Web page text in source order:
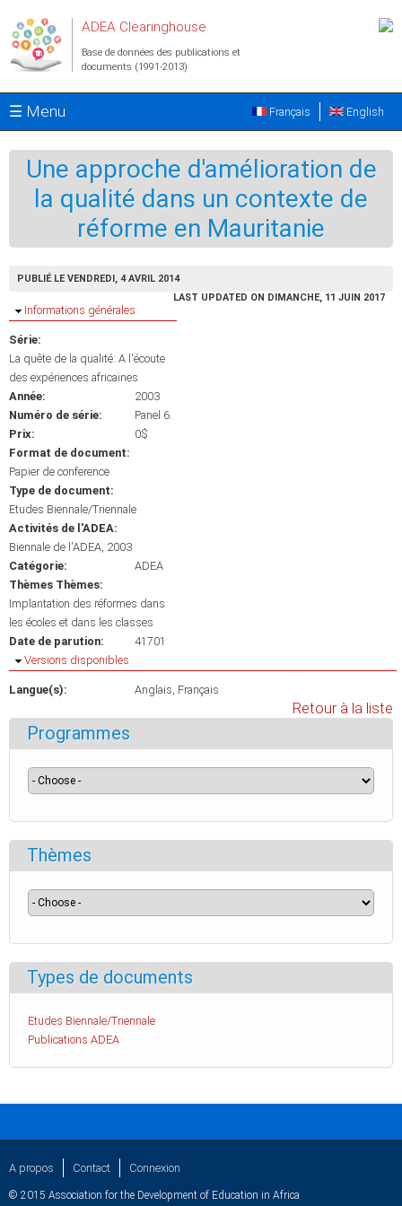
ADEA Clearinghouse
Base de données des publications et
documents (1991-2013)
☰ Menu English
Français
Une approche d'amélioration de
la qualité dans un contexte de
réforme en Mauritanie
PUBLIÉ LE VENDREDI, 4 AVRIL 2014
LAST UPDATED ON DIMANCHE, 11 JUIN 2017
Masquer
Informations générales
Série:
La quête de la qualité: A l'écoute
des expériences africaines
Année:
2003
Numéro de série:
Panel 6.
Prix:
0$
Format de document:
Papier de conference
Type de document:
Etudes Biennale/Triennale
Activités de l'ADEA:
Biennale de l'ADEA, 2003
Catégorie:
ADEA
Thèmes Thèmes:
Implantation des réformes dans
les écoles et dans les classes
Date de parution:
41701
Masquer
Versions disponibles
Langue(s): Anglais Français
Retour à la liste
Programmes
Thèmes
Types de documents
Etudes Biennale/Triennale
Publications ADEA
A propos Contact Connexion
© 2015 Association for the Development of Education in Africa